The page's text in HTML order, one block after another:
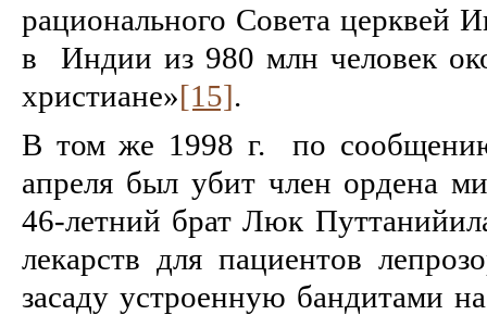
рационального Совета церквей
в Индии из 980 млн человек
христиане»[15].
В том же 1998 г. по
апреля был убит член ордена
46-летний брат Люк
лекарств для пациентов
засаду устроенную бандитами